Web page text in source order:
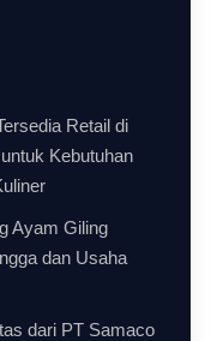
Retail di
Kebutuhan
Ayam Giling
dan Usaha
dari PT Samaco